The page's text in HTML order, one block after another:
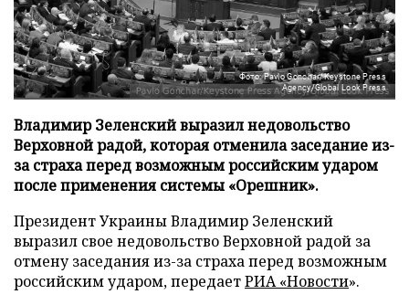
Фото: Pavlo Gonchar/Keystone Press
Agency/Global Look Press
Владимир Зеленский выразил недовольство
Верховной радой, которая отменила заседание из-
за страха перед возможным российским ударом
после применения системы «Орешник».
Президент Украины Владимир Зеленский
выразил свое недовольство Верховной радой за
отмену заседания из-за страха перед возможным
российским ударом, передаетРИА «Новости».